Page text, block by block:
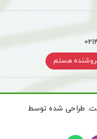
هستم
طراحی شده توسط